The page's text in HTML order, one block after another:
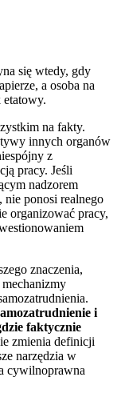
się wtedy, gdy
a osoba na
na fakty.
innych organów
z
pracy. Jeśli
nadzorem
nie ponosi realnego
organizować pracy,
znaczenia,
i
faktycznie
zmienia definicji
narzędzia w
cywilnoprawna